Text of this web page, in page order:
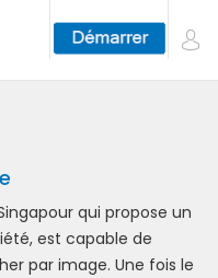
qui propose un
est capable de
par image. Une fois le